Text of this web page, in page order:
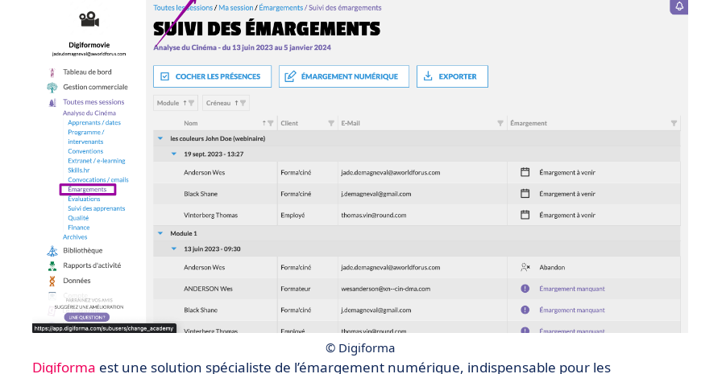
© Digiforma
Digiforma est une solution spécialiste de l’émargement numérique, indispensable pour les